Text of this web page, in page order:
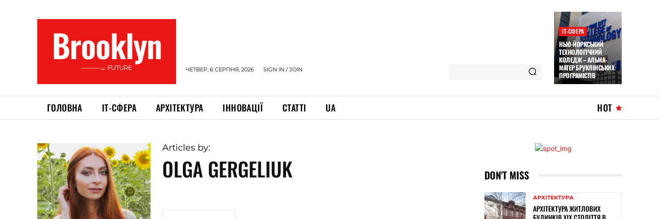
Brooklyn
———→ FUTURE ЧЕТВЕР, 6 СЕРПНЯ, 2026 SIGN IN / JOIN
ІТ-СФЕРА
НЬЮ-ЙОРКСЬКИЙ
ТЕХНОЛОГІЧНИЙ
КОЛЕДЖ – АЛЬМА-
МАТЕР БРУКЛІНСЬКИХ
ПРОГРАМІСТІВ
ГОЛОВНА ІТ-СФЕРА АРХІТЕКТУРА ІННОВАЦІЇ СТАТТІ UA HOT
Articles by:
OLGA GERGELIUK DON'T MISS
АРХІТЕКТУРА
АРХІТЕКТУРА ЖИТЛОВИХ